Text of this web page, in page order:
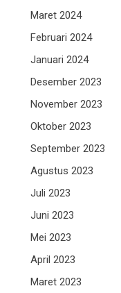
Maret 2024
Februari 2024
Januari 2024
Desember 2023
November 2023
Oktober 2023
September 2023
Agustus 2023
Juli 2023
Juni 2023
Mei 2023
April 2023
Maret 2023